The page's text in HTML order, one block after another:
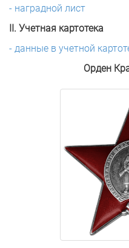
- наградной лист
II. Учетная картотека
- данные в учетной
Орден